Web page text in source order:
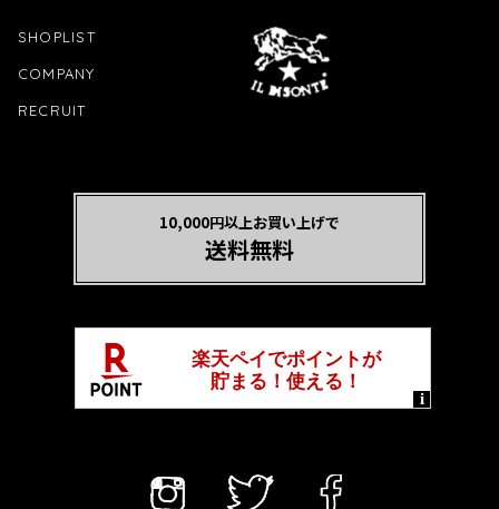
SHOPLIST
COMPANY
RECRUIT
10,000円以上お買い上げで
送料無料